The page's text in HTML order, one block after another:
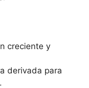
creciente y
derivada para